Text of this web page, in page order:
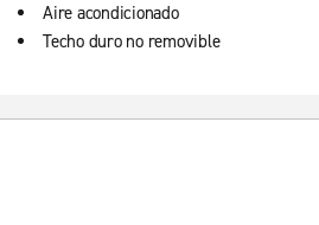
Aire acondicionado
Techo duro no removible